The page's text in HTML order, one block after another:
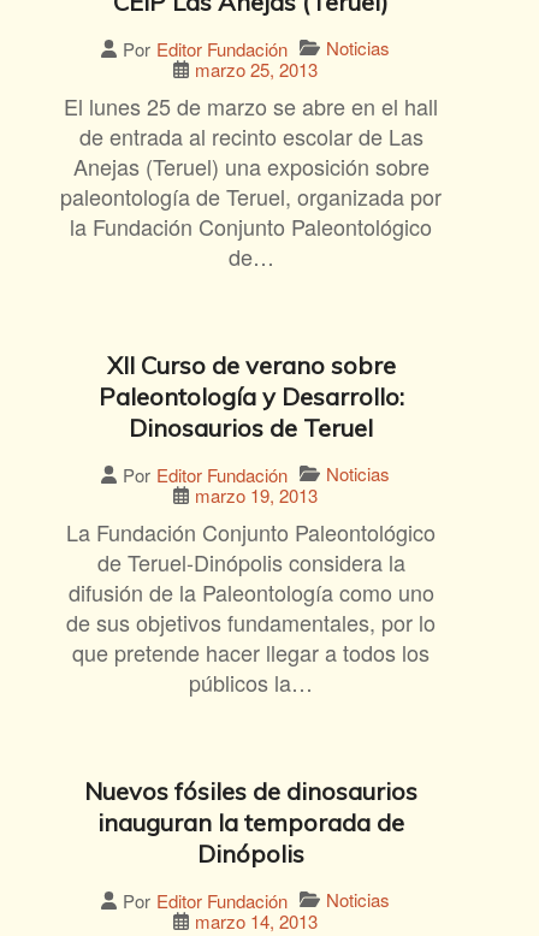
Por Editor Fundación
Noticias
marzo 25, 2013
El lunes 25 de marzo se abre en el hall
de entrada al recinto escolar de Las
Anejas (Teruel) una exposición sobre
paleontología de Teruel, organizada por
la Fundación Conjunto Paleontológico
de…
XII Curso de verano sobre
Paleontología y Desarrollo:
Dinosaurios de Teruel
Por Editor Fundación
Noticias
marzo 19, 2013
La Fundación Conjunto Paleontológico
de Teruel-Dinópolis considera la
difusión de la Paleontología como uno
de sus objetivos fundamentales, por lo
que pretende hacer llegar a todos los
públicos la…
Nuevos fósiles de dinosaurios
inauguran la temporada de
Dinópolis
Por Editor Fundación
Noticias
marzo 14, 2013